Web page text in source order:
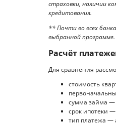
страховки, наличии
кредитования.
** Почти во всех
выбранной программе.
Расчёт
Для сравнения
стоимость
сумма займа —
срок ипотеки
тип платежа —